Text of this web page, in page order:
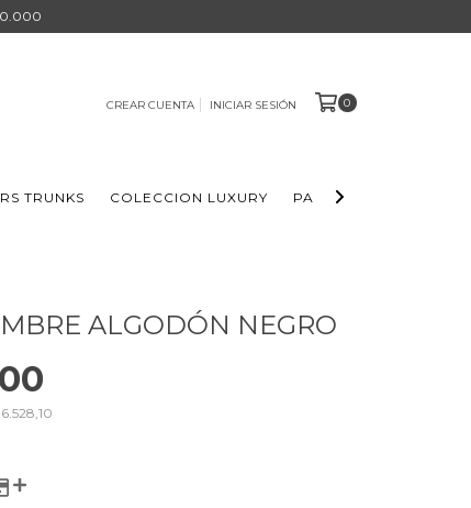
CREAR CUENTA INICIAR SESIÓN 0
TRUNKS COLECCION LUXURY PACKS BOXERS
ALGODÓN NEGRO